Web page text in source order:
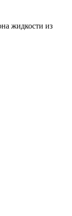
жидкости из